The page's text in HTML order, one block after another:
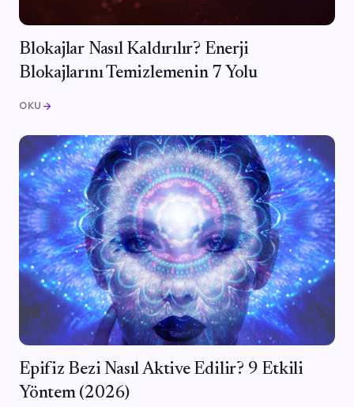
Blokajlar Nasıl Kaldırılır? Enerji
Blokajlarını Temizlemenin 7 Yolu
OKU arrow_forward
Epifiz Bezi Nasıl Aktive Edilir? 9 Etkili
Yöntem (2026)